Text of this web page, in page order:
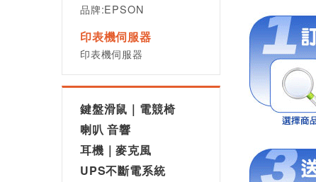
品牌:EPSON
印表機伺服器
印表機伺服器
鍵盤滑鼠｜電競椅
喇叭 音響
耳機｜麥克風
UPS不斷電系統